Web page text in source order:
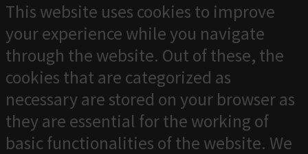
This website uses cookies to improve
your experience while you navigate
through the website. Out of these, the
cookies that are categorized as
necessary are stored on your browser as
they are essential for the working of
basic functionalities of the website. We